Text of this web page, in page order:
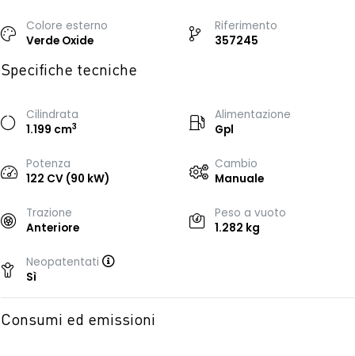
Colore esterno
Verde Oxide
Riferimento
357245
Specifiche tecniche
Cilindrata
1.199 cm3
Alimentazione
Gpl
Potenza
122 CV (90 kW)
Cambio
Manuale
Trazione
Anteriore
Peso a vuoto
1.282 kg
Neopatentati
Sì
Consumi ed emissioni